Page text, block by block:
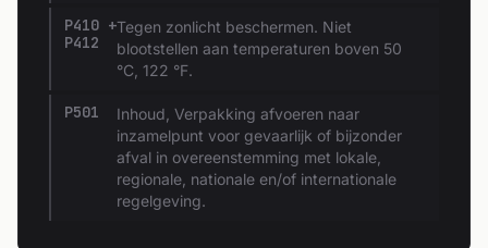
P410 +
P412
Tegen zonlicht beschermen. Niet
blootstellen aan temperaturen boven 50
°C, 122 °F.
P501
Inhoud, Verpakking afvoeren naar
inzamelpunt voor gevaarlijk of bijzonder
afval in overeenstemming met lokale,
regionale, nationale en/of internationale
regelgeving.